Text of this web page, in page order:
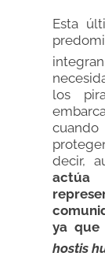
Esta
los
cuando
decir,
ya que
hostis